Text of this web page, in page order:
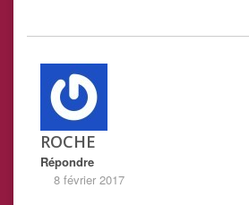
ROCHE
Répondre
8 février 2017